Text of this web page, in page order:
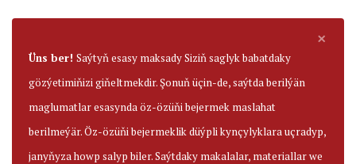
×
Üns ber! Saýtyň esasy maksady Siziň saglyk babatdaky
gözýetimiňizi giňeltmekdir. Şonuň üçin-de, saýtda berilýän
maglumatlar esasynda öz-özüňi bejermek maslahat
berilmeýär. Öz-özüňi bejermeklik düýpli kynçylyklara uçradyp,
janyňyza howp salyp biler. Saýtdaky makalalar, materiallar we